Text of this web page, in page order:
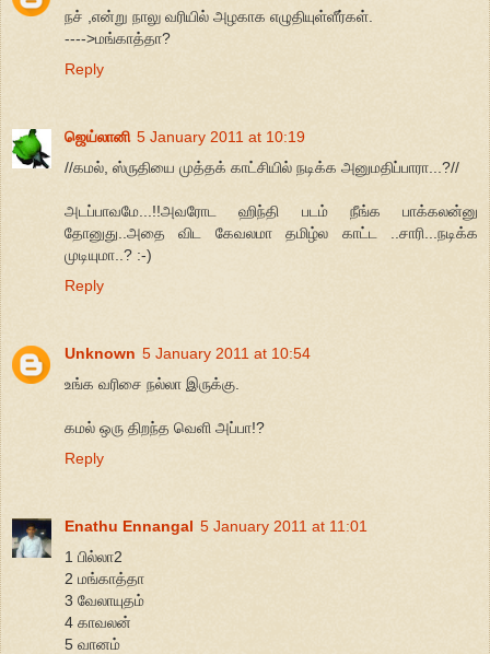
நச் ,என்று நாலு வரியில் அழகாக எழுதியுள்ளீர்கள்.
---->மங்காத்தா?
Reply
ஜெய்லானி 5 January 2011 at 10:19
//கமல், ஸ்ருதியை முத்தக் காட்சியில் நடிக்க அனுமதிப்பாரா...?//
அடப்பாவமே...!!அவரோட ஹிந்தி படம் நீங்க பாக்கலன்னு
தோனுது..அதை விட கேவலமா தமிழ்ல காட்ட ..சாரி...நடிக்க
முடியுமா..? :-)
Reply
Unknown 5 January 2011 at 10:54
உங்க வரிசை நல்லா இருக்கு.
கமல் ஒரு திறந்த வெளி அப்பா!?
Reply
Enathu Ennangal 5 January 2011 at 11:01
1 பில்லா2
2 மங்காத்தா
3 வேலாயுதம்
4 காவலன்
5 வானம்